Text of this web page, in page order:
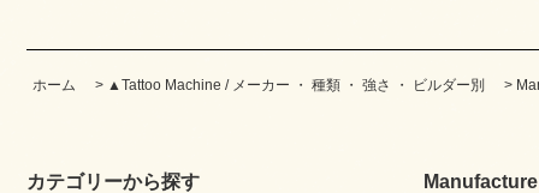
ホーム > ▲Tattoo Machine / メーカー ・ 種類 ・ 強さ ・ ビルダー別 >
カテゴリーから探す